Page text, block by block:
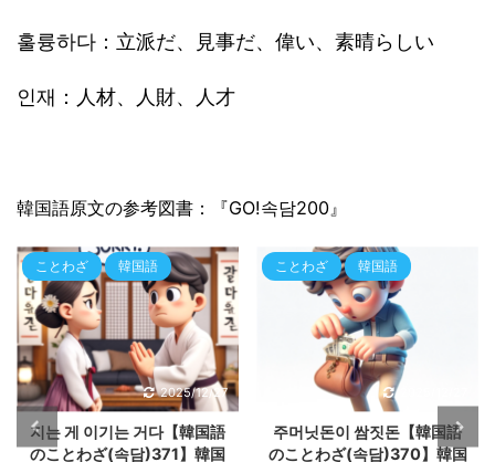
훌륭하다：立派だ、見事だ、偉い、素晴らしい
인재：人材、人財、人才
韓国語原文の参考図書：『GO!속담200』
ことわざ 韓国語
2025/12/27
지는 게 이기는 거다【韓国語
のことわざ(속담)371】韓国
ことわざ 韓国語
주머닛돈이 쌈짓돈【韓国語
のことわざ(속담)370】韓国